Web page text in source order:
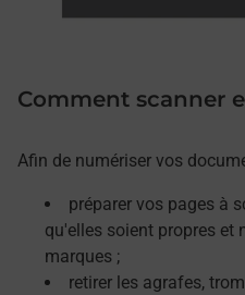
Comment scanner
Afin de numériser vos
préparer vos pages à
qu'elles soient propres et
marques ;
retirer les agrafes,